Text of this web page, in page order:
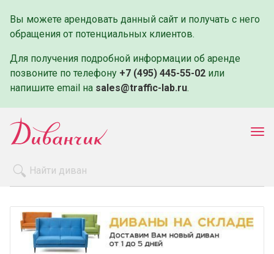
Вы можете арендовать данный сайт и получать с него
обращения от потенциальных клиентов.
Для получения подробной информации об аренде
позвоните по телефону +7 (495) 445-55-02 или
напишите email на sales@traffic-lab.ru.
Оплата и доставка
Контакты